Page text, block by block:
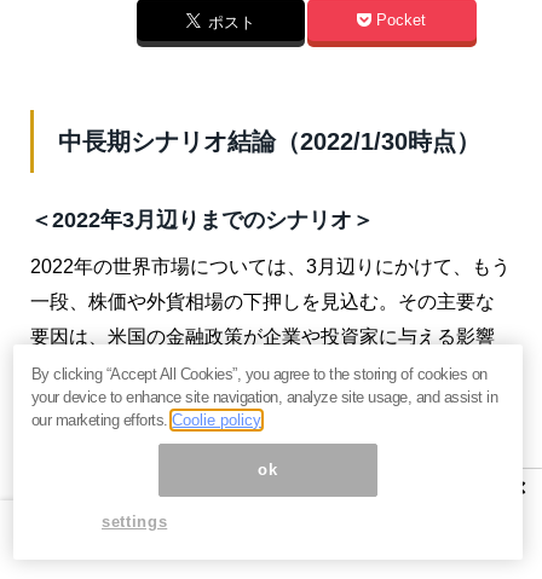
ポスト Pocket
中長期シナリオ結論（2022/1/30時点）
＜2022年3月辺りまでのシナリオ＞
2022年の世界市場については、3月辺りにかけて、もう
一段、株価や外貨相場の下押しを見込む。その主要な
要因は、米国の金融政策が企業や投資家に与える影響
と、「中国リスク」だ。
米連銀は11月からテーパリング（量的緩和縮小）を開
始し、来年1月から縮小を加速することも決定した。利
上げ開始の時期も、当初想定より早く、2022年3月の可
能性が高まっている。
×
By clicking “Accept All Cookies”, you agree to the storing of cookies on
your device to enhance site navigation, analyze site usage, and assist in
our marketing efforts.Coolie policy
ok
settings